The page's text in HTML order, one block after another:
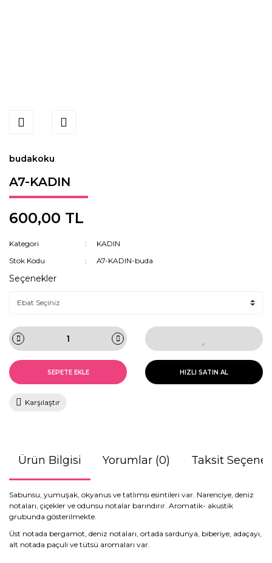
budakoku
A7-KADIN
600,00 TL
Kategori
KADIN
Stok Kodu
A7-KADIN-buda
Seçenekler
SEPETE EKLE HIZLI SATIN AL
Karşılaştır
Ürün Bilgisi Yorumlar (0) Taksit
Sabunsu, yumuşak, okyanus ve tatlımsı esintileri var. Narenciye, deniz
notaları, çiçekler ve odunsu notalar barındırır. Aromatik- akustik
grubunda gösterilmekte.
Üst notada bergamot, deniz notaları, ortada sardunya, biberiye, adaçayı,
alt notada paçuli ve tütsü aromaları var.